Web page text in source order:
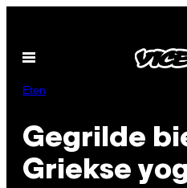
de
inhoud
Open
Eten
Gegrilde
Griekse